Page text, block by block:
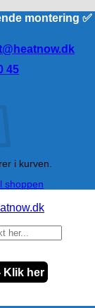
montering
45
i kurven.
shoppen
Klik her